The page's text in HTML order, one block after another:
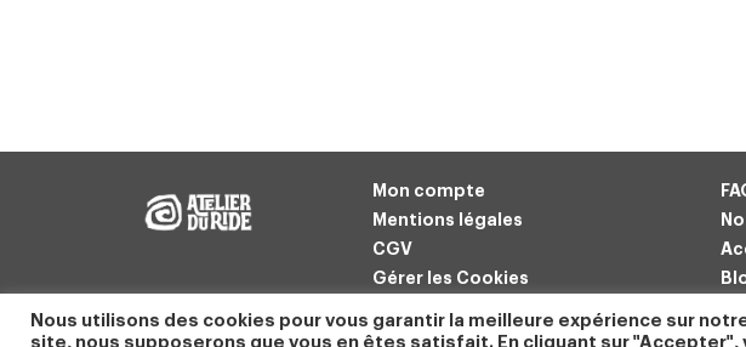
Mon compte
Mentions légales
CGV
Gérer les Cookies
Nous utilisons des cookies pour vous garantir la meilleure expérience sur
site, nous supposerons que vous en êtes satisfait. En cliquant sur